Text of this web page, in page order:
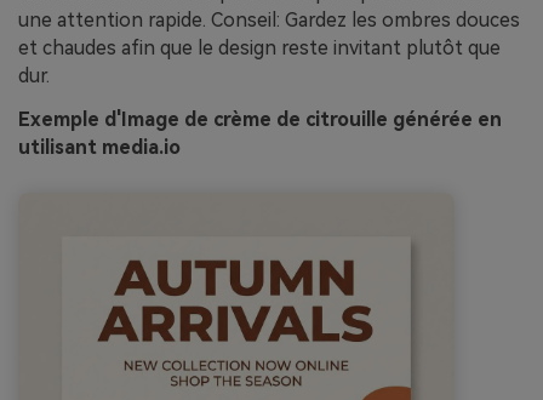
une attention rapide. Conseil: Gardez les ombres douces
et chaudes afin que le design reste invitant plutôt que
dur.
Exemple d'Image de crème de citrouille générée en
utilisant media.io